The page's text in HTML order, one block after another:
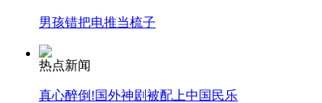
外交部：有关国家言论片面不公正
男孩错把电推当梳子
热点新闻
真心醉倒!国外神剧被配上中国民乐